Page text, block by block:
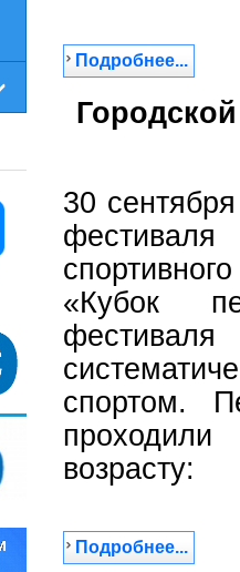
Подробнее...
30
«Кубок
спортом.
возрасту:
Подробнее...